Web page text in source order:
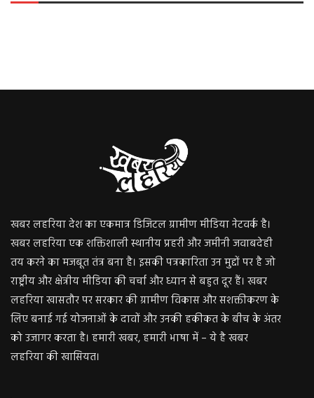
खबर लहरिया देश का एकमात्र डिजिटल ग्रामीण मीडिया नेटवर्क है।
खबर लहरिया एक शक्तिशाली स्थानीय प्रहरी और जमीनी जवाबदेही
तय करने का मजबूत तंत्र बना है। इसकी पत्रकारिता उन मुद्दों पर है जो
राष्ट्रीय और क्षेत्रीय मीडिया की चर्चा और ध्यान से बहुत दूर हैं। खबर
लहरिया खासतौर पर सरकार की ग्रामीण विकास और सशक्तीकरण के
लिए बनाई गई योजनाओं के दावों और उनकी हकीकत के बीच के अंतर
को उजागर करता है। हमारी खबर, हमारी भाषा में – ये है खबर
लहरिया की खासियत।